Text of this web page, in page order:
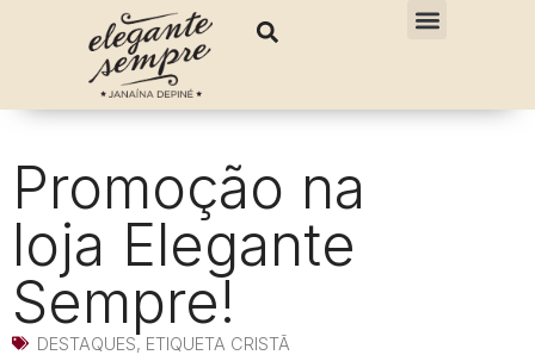
Promoção na
loja Elegante
Sempre!
DESTAQUES, ETIQUETA CRISTÃ